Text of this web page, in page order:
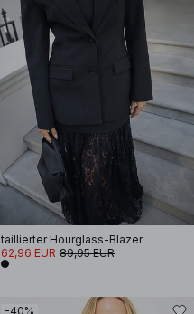
taillierter Hourglass-Blazer
62,96 EUR 89,95 EUR
-40%